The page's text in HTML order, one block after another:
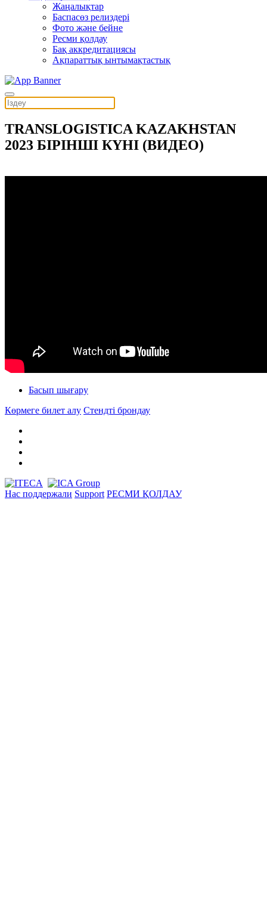
Жаңалықтар
Баспасөз релиздері
Фото және бейне
Ресми қолдау
Бақ аккредитациясы
Ақпараттық ынтымақтастық
TRANSLOGISTICA KAZAKHSTAN
2023 БІРІНШІ КҮНІ (ВИДЕО)
Басып шығару
Көрмеге билет алу Стендті брондау
Нас поддержали Support РЕСМИ ҚОЛДАУ